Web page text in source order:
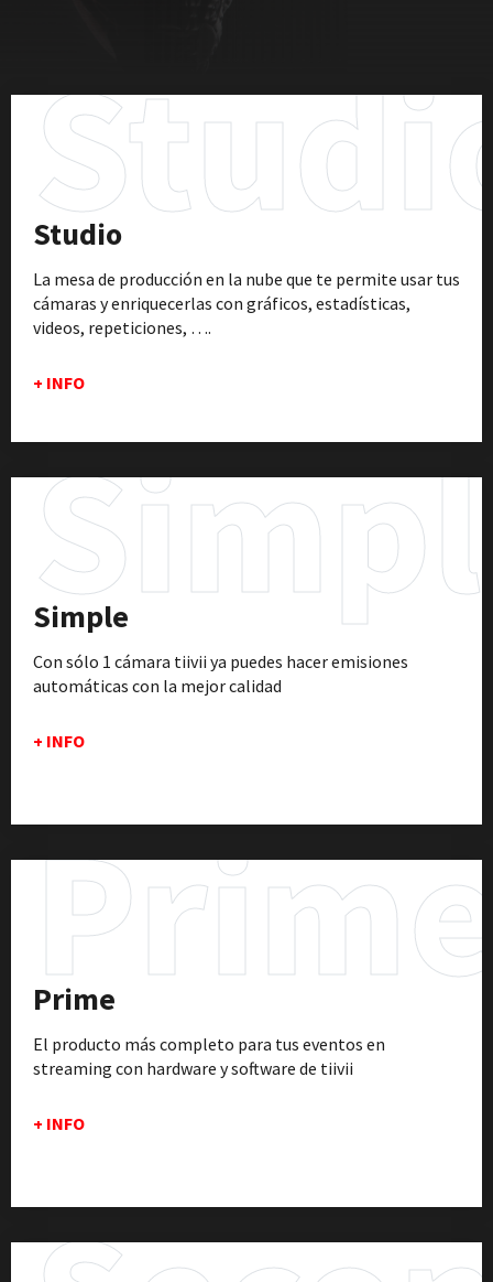
Studio
La mesa de producción en la nube que te permite usar tus
cámaras y enriquecerlas con gráficos, estadísticas,
videos, repeticiones, ….
+ INFO
Simple
Con sólo 1 cámara tiivii ya puedes hacer emisiones
automáticas con la mejor calidad
+ INFO
Prime
El producto más completo para tus eventos en
streaming con hardware y software de tiivii
+ INFO